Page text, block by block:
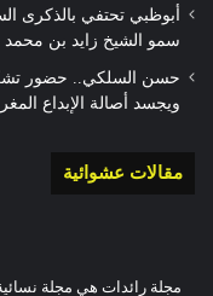
أبوظبي تحتفي بالذكرى
سمو الشيخ زايد بن محمد
حسن السلكي.. حضور
ويجسد أصالة الإبداع
مقالات عشوائية
مجلة رائدات هي مجلة